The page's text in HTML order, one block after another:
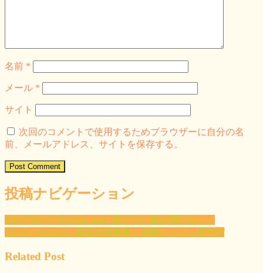
名前 *
メール *
サイト
次回のコメントで使用するためブラウザーに自分の名
前、メールアドレス、サイトを保存する。
投稿ナビゲーション
PREVIOUS Previous post: 歌えない曲は弾けない！
NEXT Next post: 新規生徒募集！体験レッスン受付中
Related Post